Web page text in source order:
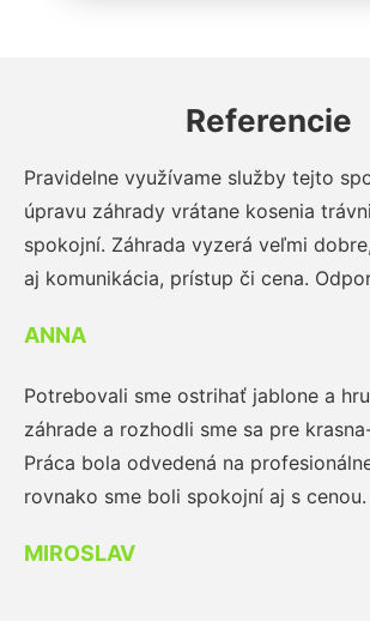
Referencie
Pravidelne využívame služby tejto
úpravu záhrady vrátane kosenia
spokojní. Záhrada vyzerá veľmi
aj komunikácia, prístup či cena.
ANNA
Potrebovali sme ostrihať jablone a
záhrade a rozhodli sme sa pre
Práca bola odvedená na
rovnako sme boli spokojní aj s cenou.
MIROSLAV